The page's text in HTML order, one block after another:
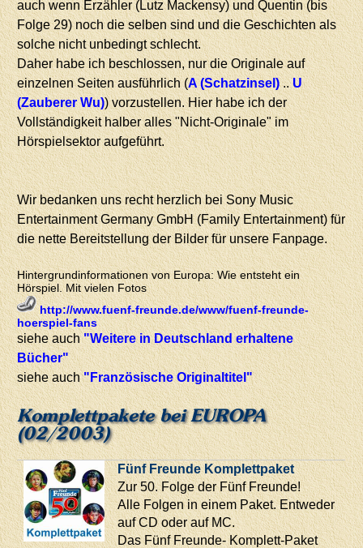
auch wenn Erzähler (Lutz Mackensy) und Quentin (bis
Folge 29) noch die selben sind und die Geschichten als
solche nicht unbedingt schlecht.
Daher habe ich beschlossen, nur die Originale auf
einzelnen Seiten ausführlich (A (Schatzinsel)..U
(Zauberer Wu)) vorzustellen. Hier habe ich der
Vollständigkeit halber alles "Nicht-Originale" im
Hörspielsektor aufgeführt.
Wir bedanken uns recht herzlich bei Sony Music
Entertainment Germany GmbH (Family Entertainment) für
die nette Bereitstellung der Bilder für unsere Fanpage.
Hintergrundinformationen von Europa: Wie entsteht ein
Hörspiel. Mit vielen Fotos
http://www.fuenf-freunde.de/www/fuenf-freunde-
hoerspiel-fans
siehe auch"Weitere in Deutschland erhaltene
Bücher"
siehe auch"Französische Originaltitel"
Komplettpakete bei EUROPA
(02/2003)
Fünf Freunde Komplettpaket
Zur 50. Folge der Fünf Freunde!
Alle Folgen in einem Paket. Entweder
auf CD oder auf MC.
Das Fünf Freunde- Komplett-Paket